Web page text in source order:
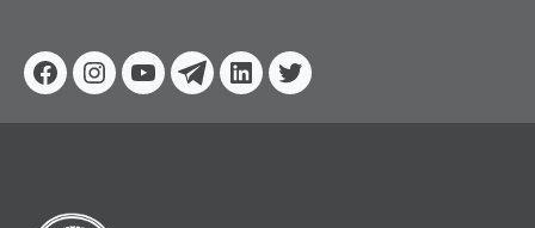
Facebook
Instagram
YoutubeTelegram
Linkedin
Twitter